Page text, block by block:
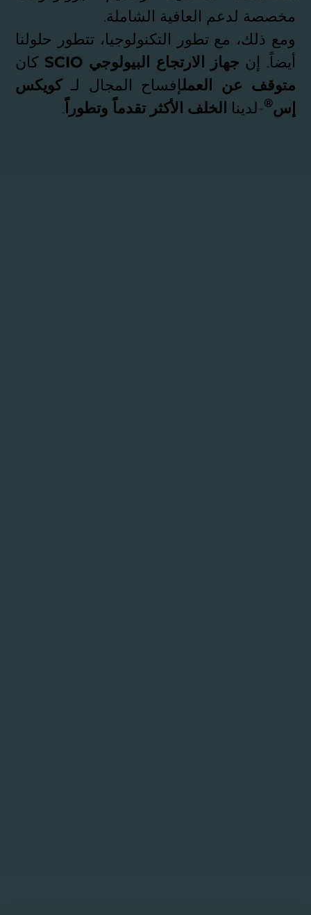
مخصصة لدعم العافية الشاملة.
ومع ذلك، مع تطور التكنولوجيا، تتطور حلولنا
أيضاً. إن جهاز الارتجاع البيولوجي SCIO
كان
متوقف عن العملإفساح المجال لـكويكس
إس®-لدينا الخلف الأكثر تقدماً وتطوراً.